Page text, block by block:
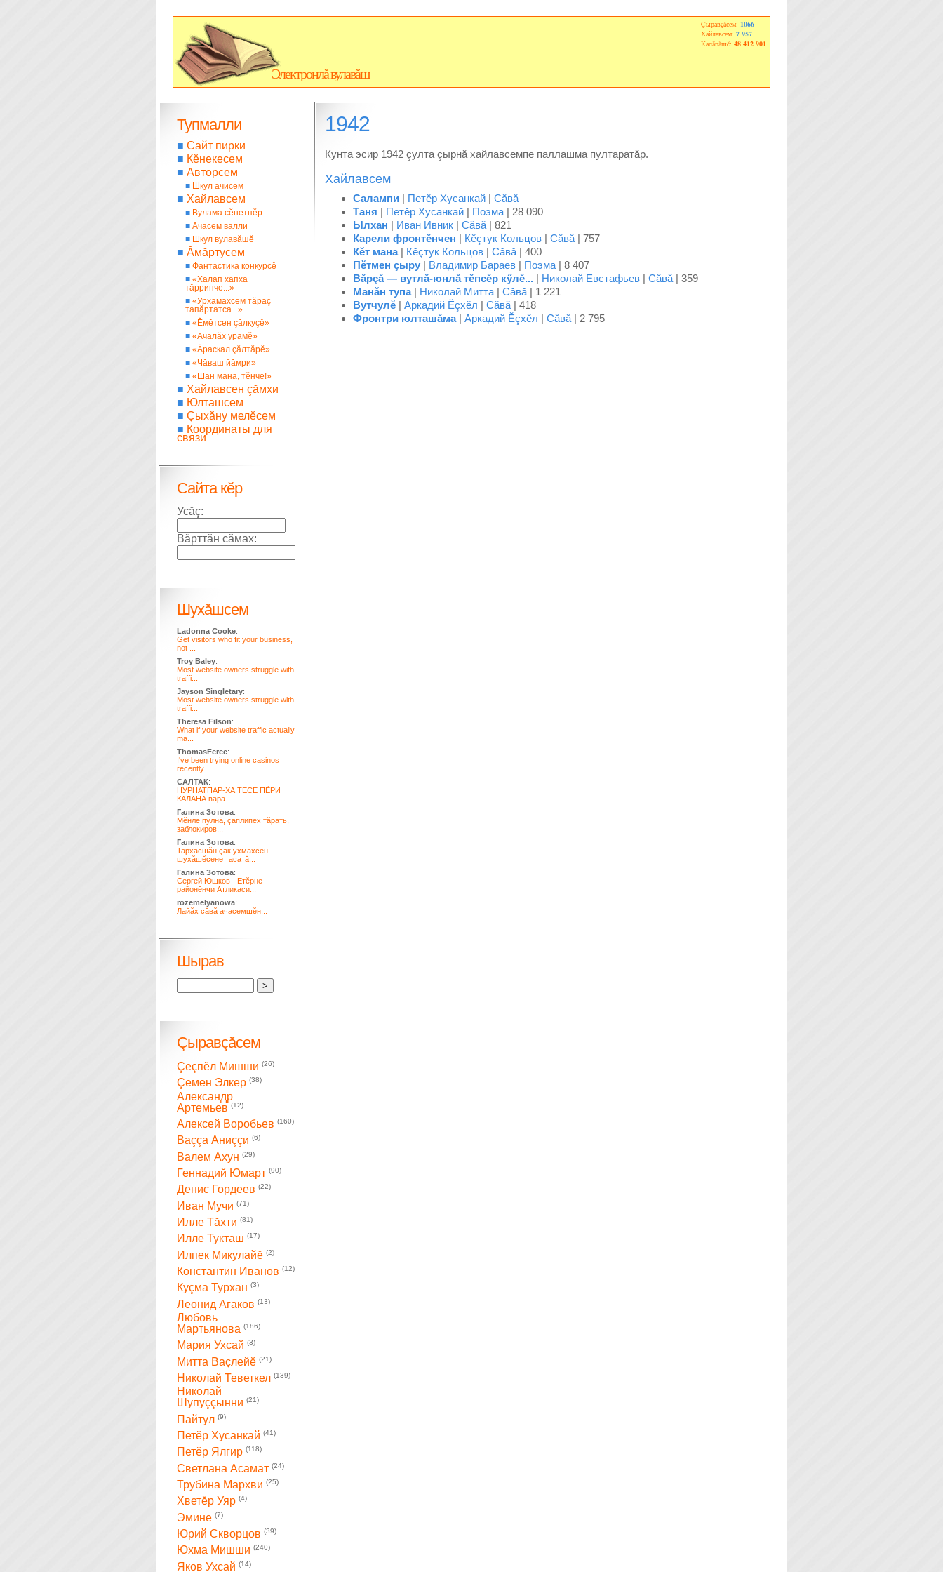
Электронлă вулавăш
Çыравçăсем: 1066
Хайлавсем: 7 957
Калăпăшĕ: 48 412 901
1942
Кунта эсир 1942 çулта çырнă хайлавсемпе паллашма пултаратăр.
Хайлавсем
Салампи | Петĕр Хусанкай | Сăвă
Таня | Петĕр Хусанкай | Поэма | 28 090
Ылхан | Иван Ивник | Сăвă | 821
Карели фронтĕнчен | Кĕçтук Кольцов | Сăвă | 757
Кĕт мана| Кĕçтук Кольцов | Сăвă | 400
Пĕтмен çыру | Владимир Бараев | Поэма | 8 407
Вăрçă — вутлă-юнлă тĕпсĕр кӳлĕ... | Николай Евстафьев | Сăвă | 359
Манăн тупа| Николай Митта | Сăвă | 1 221
Вутчулĕ | Аркадий Ĕçхĕл | Сăвă | 418
Фронтри юлташăма| Аркадий Ĕçхĕл | Сăвă | 2 795
Тупмалли
■ Сайт пирки
■ Кĕнекесем
■ Авторсем
■ Шкул ачисем
■ Хайлавсем
■ Вулама сĕнетпĕр
■ Ачасем валли
■ Шкул вулавăшĕ
■ Ăмăртусем
■ Фантастика конкурсĕ
■ «Халап хапха
тăрринче...»
■ «Урхамахсем тăраç
тапăртатса...»
■ «Ĕмĕтсен çăлкуçĕ»
■ «Ачалăх урамĕ»
■ «Ăраскал çăлтăрĕ»
■ «Чăваш йăмри»
■ «Шан мана, тĕнче!»
■ Хайлавсен çăмхи
■ Юлташсем
■ Çыхăну мелĕсем
■ Координаты для
связи
Сайта кĕр
Усăç:
Вăрттăн сăмах:
Шухăшсем
Ladonna Cooke:
Get visitors who fit your business,
not ...
Troy Baley:
Most website owners struggle with
traffi...
Jayson Singletary:
Most website owners struggle with
traffi...
Theresa Filson:
What if your website traffic actually
ma...
ThomasFeree:
I've been trying online casinos
recently...
САЛТАК:
НУРНАТПАР-ХА ТЕСЕ ПЁРИ
КАЛАНА вара ...
Галина Зотова:
Мĕнле пулнă, çаплипех тăрать,
заблокиров...
Галина Зотова:
Тархасшăн çак ухмахсен
шухăшĕсене тасатă...
Галина Зотова:
Сергей Юшков - Етĕрне
районĕнчи Атликаси...
rozemelyanowa:
Лайăх сăвă ачасемшĕн...
Шырав
Çыравçăсем
Çеçпĕл Мишши (26)
Çемен Элкер (38)
Александр
Артемьев (12)
Алексей Воробьев (160)
Ваççа Аниççи (6)
Валем Ахун (29)
Геннадий Юмарт (90)
Денис Гордеев (22)
Иван Мучи (71)
Илле Тăхти (81)
Илле Тукташ (17)
Илпек Микулайĕ (2)
Константин Иванов (12)
Куçма Турхан (3)
Леонид Агаков (13)
Любовь
Мартьянова (186)
Мария Ухсай (3)
Митта Ваçлейĕ (21)
Николай Теветкел (139)
Николай
Шупуççынни (21)
Пайтул (9)
Петĕр Хусанкай (41)
Петĕр Ялгир (118)
Светлана Асамат (24)
Трубина Мархви (25)
Хветĕр Уяр (4)
Эмине (7)
Юрий Скворцов (39)
Юхма Мишши (240)
Яков Ухсай (14)